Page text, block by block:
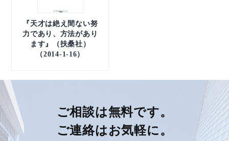
『天才は絶え間ない努
力であり、方法があり
ます』（扶桑社）
（2014-1-16）
ご相談は無料です。
ご連絡はお気軽に。